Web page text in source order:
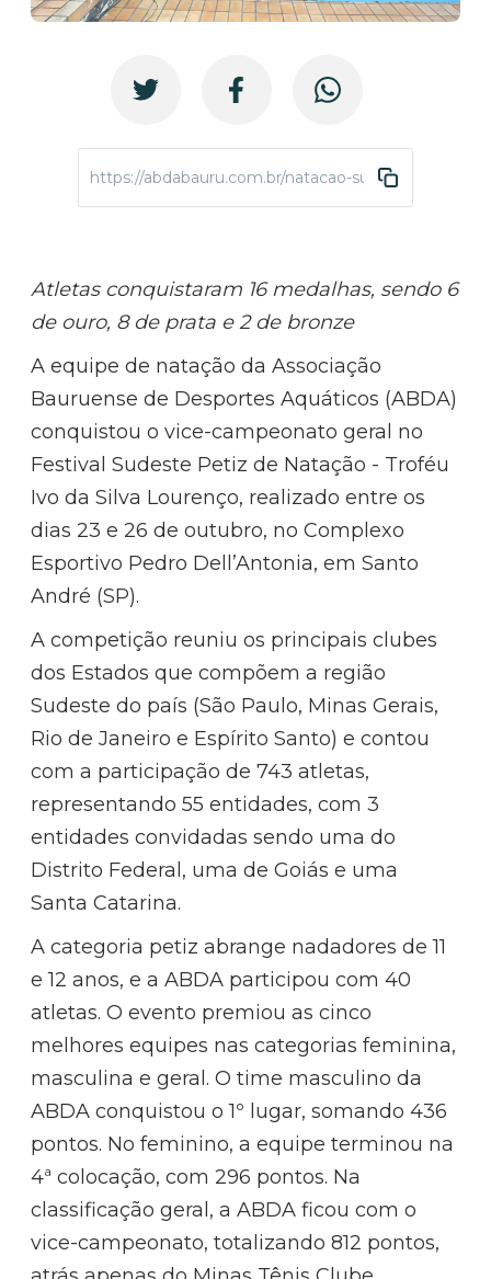
https://abdabauru.com.br/natacao-sudeste-petiz-
Atletas conquistaram 16 medalhas, sendo 6
de ouro, 8 de prata e 2 de bronze
A equipe de natação da Associação
Bauruense de Desportes Aquáticos (ABDA)
conquistou o vice-campeonato geral no
Festival Sudeste Petiz de Natação - Troféu
Ivo da Silva Lourenço, realizado entre os
dias 23 e 26 de outubro, no Complexo
Esportivo Pedro Dell’Antonia, em Santo
André (SP).
A competição reuniu os principais clubes
dos Estados que compõem a região
Sudeste do país (São Paulo, Minas Gerais,
Rio de Janeiro e Espírito Santo) e contou
com a participação de 743 atletas,
representando 55 entidades, com 3
entidades convidadas sendo uma do
Distrito Federal, uma de Goiás e uma
Santa Catarina.
A categoria petiz abrange nadadores de 11
e 12 anos, e a ABDA participou com 40
atletas. O evento premiou as cinco
melhores equipes nas categorias feminina,
masculina e geral. O time masculino da
ABDA conquistou o 1º lugar, somando 436
pontos. No feminino, a equipe terminou na
4ª colocação, com 296 pontos. Na
classificação geral, a ABDA ficou com o
vice-campeonato, totalizando 812 pontos,